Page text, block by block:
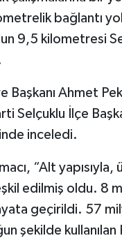
bağlantı
9,5 kilometresi
Başkanı Ahmet
Selçuklu İlçe
inceledi.
“Alt
edilmiş oldu. 8
geçirildi. 57
şekilde kullanılan